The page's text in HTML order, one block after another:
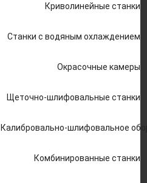
Криволинейные станки
Станки с водяным охлаждением
Окрасочные камеры
Щеточно-шлифовальные станки
Калибровально-шлифовальное
Комбинированные станки